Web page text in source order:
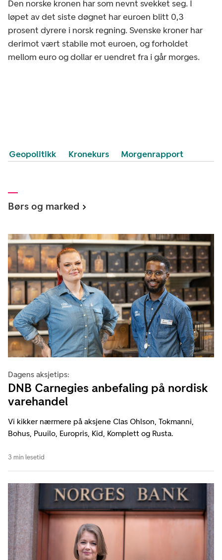
Den norske kronen har som nevnt svekket seg. I
løpet av det siste døgnet har euroen blitt 0,3
prosent dyrere i norsk regning. Svenske kroner har
derimot vært stabile mot euroen, og forholdet
mellom euro og dollar er uendret fra i går morges.
Geopolitikk Kronekurs Morgenrapport
Børs og marked
Dagens aksjetips:
DNB Carnegies anbefaling på nordisk
varehandel
Vi kikker nærmere på aksjene Clas Ohlson, Tokmanni,
Bohus, Puuilo, Europris, Kid, Komplett og Rusta.
3 min lesetid